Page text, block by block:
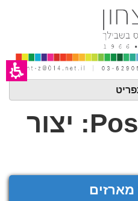
יצור